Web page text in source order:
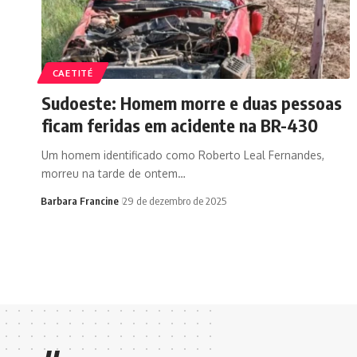
CAETITÉ
Sudoeste: Homem morre e duas pessoas
ficam feridas em acidente na BR-430
Um homem identificado como Roberto Leal Fernandes,
morreu na tarde de ontem…
Barbara Francine 29 de dezembro de 2025